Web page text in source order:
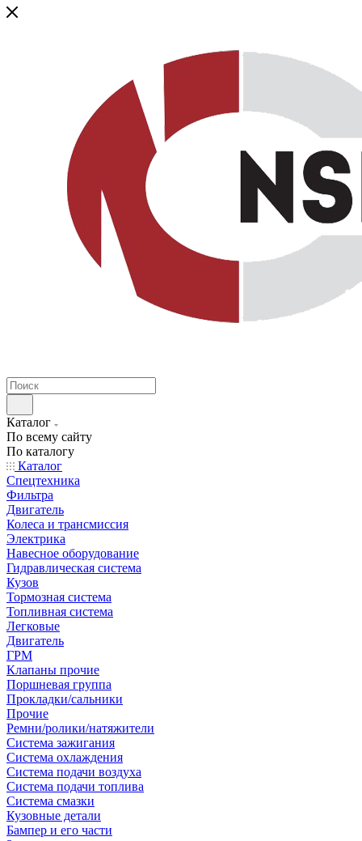
Каталог
По всему сайту
По каталогу
Каталог
Спецтехника
Фильтра
Двигатель
Колеса и трансмиссия
Электрика
Навесное оборудование
Гидравлическая система
Кузов
Тормозная система
Топливная система
Легковые
Двигатель
ГРМ
Клапаны прочие
Поршневая группа
Прокладки/сальники
Прочие
Ремни/ролики/натяжители
Система зажигания
Система охлаждения
Система подачи воздуха
Система подачи топлива
Система смазки
Кузовные детали
Бампер и его части